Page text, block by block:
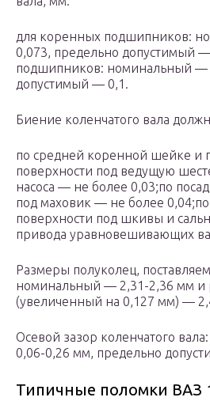
для коренных подшипников:
0,073, предельно допустимый
подшипников: номинальный —
допустимый — 0,1.
Биение коленчатого вала
по средней коренной шейке и
поверхности под ведущую
насоса — не более 0,03;по
под маховик — не более
поверхности под шкивы и
привода уравновешивающих
Размеры полуколец,
номинальный — 2,31-2,36 мм и
(увеличенный на 0,127 мм) —
Осевой зазор коленчатого
0,06-0,26 мм, предельно
Типичные поломки ВАЗ